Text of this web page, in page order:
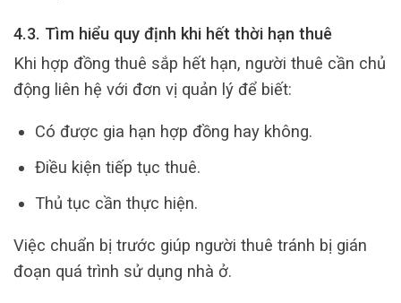
4.3. Tìm hiểu quy định khi hết thời hạn thuê
Khi hợp đồng thuê sắp hết hạn, người thuê cần chủ
động liên hệ với đơn vị quản lý để biết:
Có được gia hạn hợp đồng hay không.
Điều kiện tiếp tục thuê.
Thủ tục cần thực hiện.
Việc chuẩn bị trước giúp người thuê tránh bị gián
đoạn quá trình sử dụng nhà ở.